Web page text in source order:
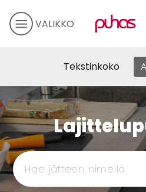
VALIKKO
Tekstinkoko A